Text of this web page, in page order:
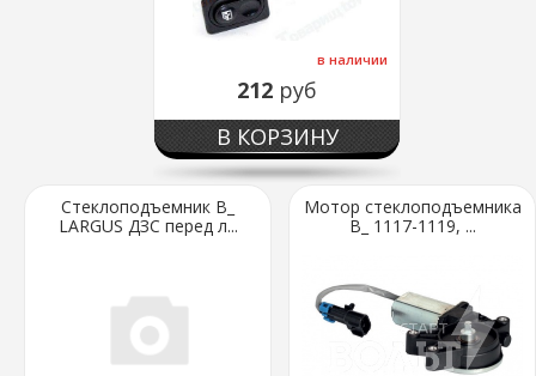
в наличии
212 руб
В КОРЗИНУ
Стеклоподъемник В_
LARGUS ДЗС перед л...
Мотор стеклоподъемника
В_ 1117-1119, ...